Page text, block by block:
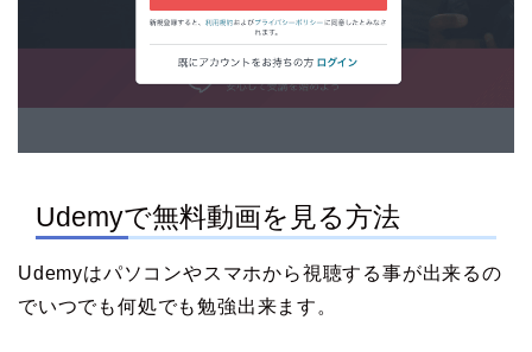
Udemyで無料動画を見る方法
Udemyはパソコンやスマホから視聴する事が出来るの
でいつでも何処でも勉強出来ます。